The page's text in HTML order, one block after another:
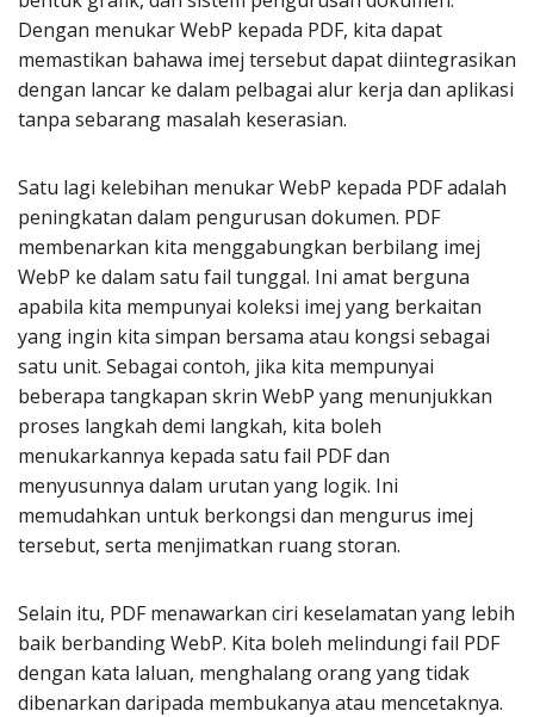
Dengan menukar WebP kepada PDF, kita dapat
memastikan bahawa imej tersebut dapat diintegrasikan
dengan lancar ke dalam pelbagai alur kerja dan aplikasi
tanpa sebarang masalah keserasian.
Satu lagi kelebihan menukar WebP kepada PDF adalah
peningkatan dalam pengurusan dokumen. PDF
membenarkan kita menggabungkan berbilang imej
WebP ke dalam satu fail tunggal. Ini amat berguna
apabila kita mempunyai koleksi imej yang berkaitan
yang ingin kita simpan bersama atau kongsi sebagai
satu unit. Sebagai contoh, jika kita mempunyai
beberapa tangkapan skrin WebP yang menunjukkan
proses langkah demi langkah, kita boleh
menukarkannya kepada satu fail PDF dan
menyusunnya dalam urutan yang logik. Ini
memudahkan untuk berkongsi dan mengurus imej
tersebut, serta menjimatkan ruang storan.
Selain itu, PDF menawarkan ciri keselamatan yang lebih
baik berbanding WebP. Kita boleh melindungi fail PDF
dengan kata laluan, menghalang orang yang tidak
dibenarkan daripada membukanya atau mencetaknya.